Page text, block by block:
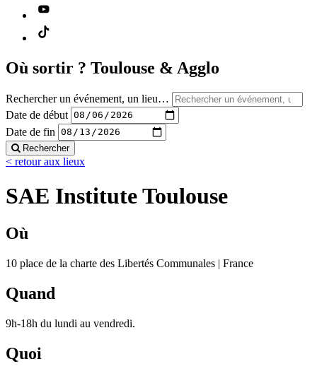
Où sortir ? Toulouse & Agglo
Rechercher un événement, un lieu…
Date de début
Date de fin
Rechercher
< retour aux lieux
SAE Institute Toulouse
Où
10 place de la charte des Libertés Communales | France
Quand
9h-18h du lundi au vendredi.
Quoi